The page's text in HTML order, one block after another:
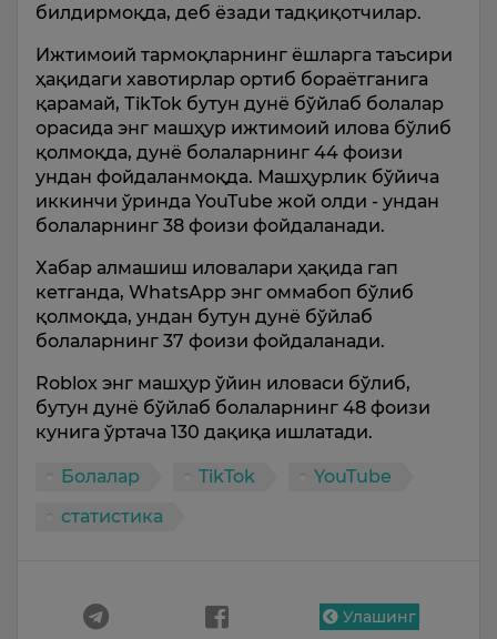
билдирмоқда, деб ёзади тадқиқотчилар.
Ижтимоий тармоқларнинг ёшларга таъсири
ҳақидаги хавотирлар ортиб бораётганига
қарамай, ТikTok бутун дунё бўйлаб болалар
орасида энг машҳур ижтимоий илова бўлиб
қолмоқда, дунё болаларнинг 44 фоизи
ундан фойдаланмоқда. Машҳурлик бўйича
иккинчи ўринда YouTubе жой олди - ундан
болаларнинг 38 фоизи фойдаланади.
Хабар алмашиш иловалари ҳақида гап
кетганда, WhatsApp энг оммабоп бўлиб
қолмоқда, ундан бутун дунё бўйлаб
болаларнинг 37 фоизи фойдаланади.
Roblox энг машҳур ўйин иловаси бўлиб,
бутун дунё бўйлаб болаларнинг 48 фоизи
кунига ўртача 130 дақиқа ишлатади.
Болалар TikTok
YouTube
статистика
Улашинг